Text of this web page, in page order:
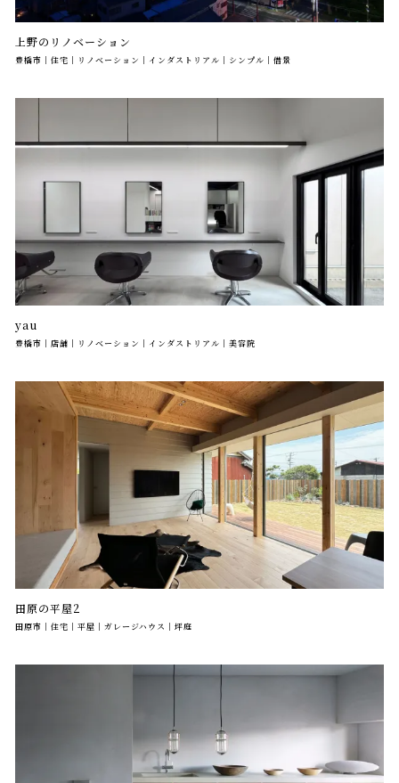
上野のリノベーション
豊橋市｜住宅｜リノベーション｜インダストリアル｜シンプル｜借景
yau
豊橋市｜店舗｜リノベーション｜インダストリアル｜美容院
田原の平屋2
田原市｜住宅｜平屋｜ガレージハウス｜坪庭